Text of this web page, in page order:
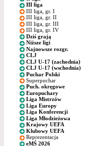
III liga
III liga, gr. I
III liga, gr. II
III liga, gr. III
III liga, gr. IV
Dziś grają
Niższe ligi
Najnowsze rozgr.
CLJ
CLJ U-17 (zachodnia)
CLJ U-17 (wschodnia)
Puchar Polski
Superpuchar
Puch. okręgowe
Europuchary
Liga Mistrzów
Liga Europy
Liga Konferencji
Liga Młodzieżowa
Krajowy UEFA
Klubowy UEFA
Reprezentacja
eMŚ 2026